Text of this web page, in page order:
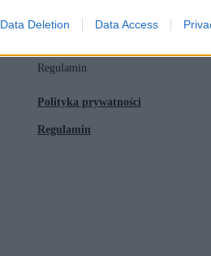
Data Deletion Data Access
Regulamin
Polityka prywatności
Regulamin